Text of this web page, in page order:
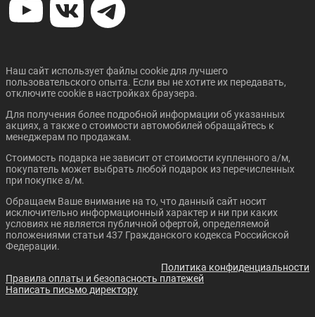
Цена от:
3 019 900 ₽
CHANGAN UNI-T
Цена от:
2 089 900 ₽
В кредит от:
CHANGAN CS35 PLUS
NEW
Цена от:
2 394 900 ₽
В кредит от:
CHANGAN CS75 PLUS CHANGAN CS95
Наш сайт использует файлы cookie для лучшего
пользовательского опыта. Если вы не хотите их передавать,
отключите cookie в настройках браузера.
Для получения более подробной информации об указанных
акциях, а также о стоимости автомобилей обращайтесь к
менеджерам по продажам.
Стоимость подарка не зависит от стоимости купленного а/м,
покупатель может выбрать любой подарок из перечисленных
при покупке а/м.
Обращаем Ваше внимание на то, что данный сайт носит
исключительно информационный характер и ни при каких
условиях не является публичной офертой, определяемой
положениями статьи 437 Гражданского кодекса Российской
Федерации.
Политика конфиденциальности
Правила оплаты и безопасность платежей
Написать письмо директору